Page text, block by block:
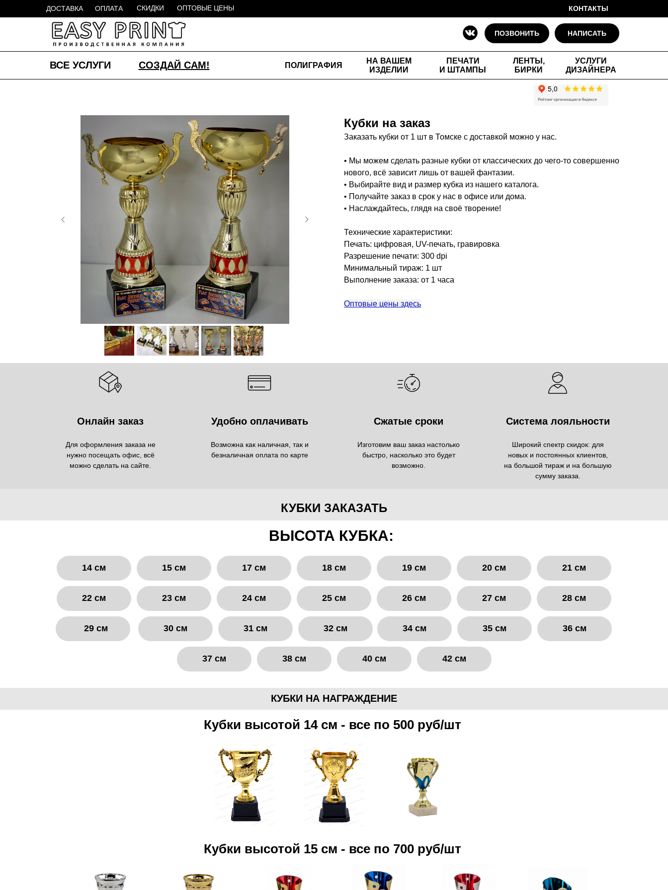
НА ВАШЕМ
ИЗДЕЛИИ
ВСЕ УСЛУГИ
ЛЕНТЫ,
БИРКИ
СОЗДАЙ САМ!
УСЛУГИ
ДИЗАЙНЕРА
ПОЛИГРАФИЯ
ПЕЧАТИ
И ШТАМПЫ
КОНТАКТЫ
ДОСТАВКА ОПЛАТА СКИДКИ ОПТОВЫЕ ЦЕНЫ
ПОЗВОНИТЬ НАПИСАТЬ
Кубки на заказ
Заказать кубки от 1 шт в Томске с доставкой можно у нас.
• Мы можем сделать разные кубки от классических до чего-то совершенно
нового, всё зависит лишь от вашей фантазии.
• Выбирайте вид и размер кубка из нашего каталога.
• Получайте заказ в срок у нас в офисе или дома.
• Наслаждайтесь, глядя на своё творение!
Технические характеристики:
Печать: цифровая, UV-печать, гравировка
Разрешение печати: 300 dpi
Минимальный тираж: 1 шт
Выполнение заказа: от 1 часа
Оптовые цены здесь
Онлайн заказ
Для оформления заказа не
нужно посещать офис, всё
можно сделать на сайте.
Удобно оплачивать
Возможна как наличная, так и
безналичная оплата по карте
Сжатые сроки
Изготовим ваш заказ настолько
быстро, насколько это будет
возможно.
Система лояльности
Широкий спектр скидок: для
новых и постоянных клиентов,
на большой тираж и на большую
сумму заказа.
КУБКИ ЗАКАЗАТЬ
14 см 15 см 17 см 18 см 19 см 20 см 21 см
22 см 23 см 24 см 25 см 26 см 27 см 28 см
29 см 30 см 31 см 32 см 34 см 35 см 36 см
37 см 38 см 40 см 42 см
ВЫСОТА КУБКА:
КУБКИ НА НАГРАЖДЕНИЕ
Кубки высотой 14 см - все по 500 руб/шт
Кубки высотой 15 см - все по 700 руб/шт